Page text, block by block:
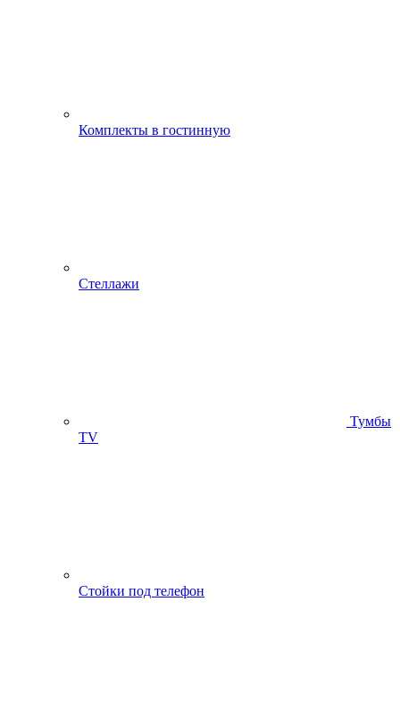
Комплекты в гостинную
Стеллажи
Тумбы
ТV
Стойки под телефон